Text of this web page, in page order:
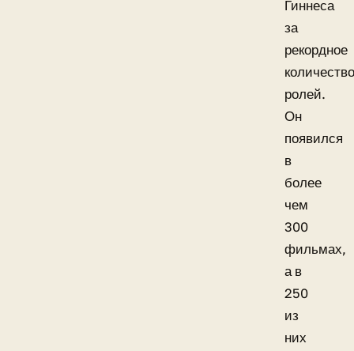
Гиннеса
за
рекордное
количество
ролей.
Он
появился
в
более
чем
300
фильмах,
а в
250
из
них